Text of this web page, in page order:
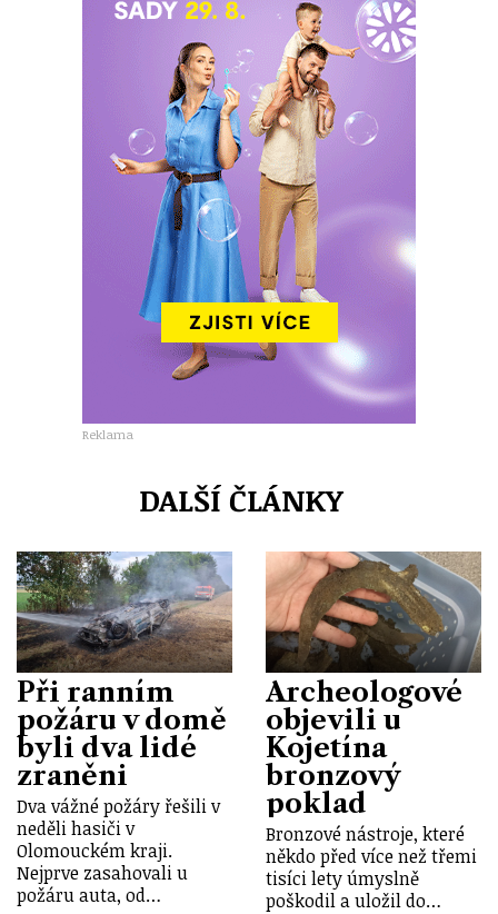
Reklama
DALŠÍ ČLÁNKY
Při ranním
požáru v domě
byli dva lidé
zraněni
Dva vážné požáry řešili v
neděli hasiči v
Olomouckém kraji.
Nejprve zasahovali u
požáru auta, od…
Archeologové
objevili u
Kojetína
bronzový
poklad
Bronzové nástroje, které
někdo před více než třemi
tisíci lety úmyslně
poškodil a uložil do…